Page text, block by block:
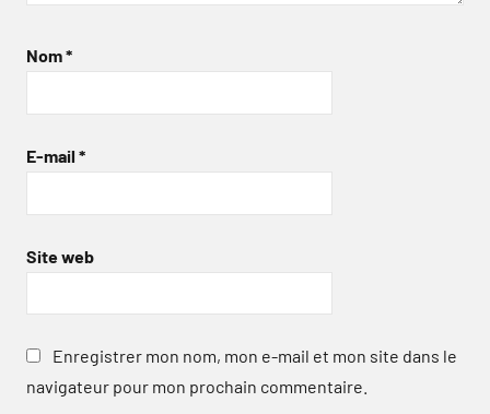
Nom*
E-mail *
Site web
Enregistrer mon nom, mon e-mail et mon site dans le
navigateur pour mon prochain commentaire.